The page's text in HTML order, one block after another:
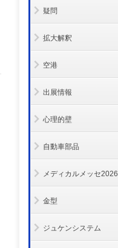
疑問
拡大解釈
空港
出展情報
心理的壁
自動車部品
メディカルメッセ2026
金型
ジュケンシステム